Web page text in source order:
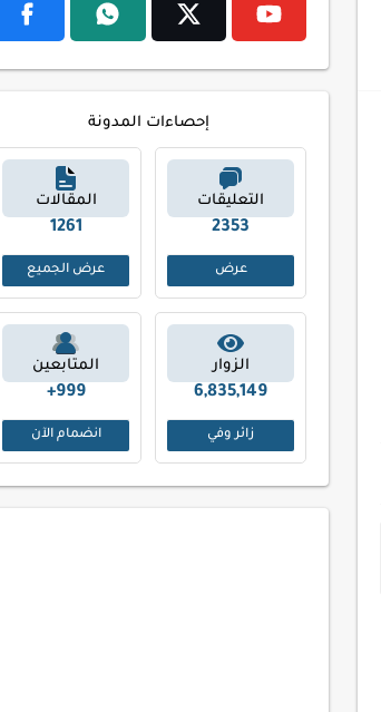
إحصاءات المدونة
التعليقات
2353
عرض
المقالات
1261
عرض الجميع
الزوار
6,835,149
زائر وفي
المتابعين
999+
انضمام الآن